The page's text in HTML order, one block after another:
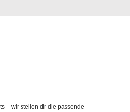
– wir stellen dir die passende